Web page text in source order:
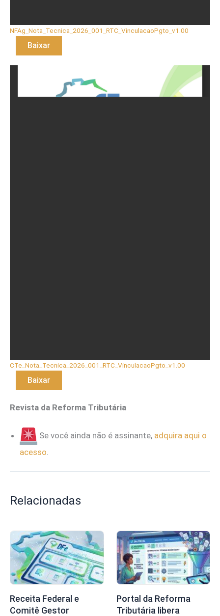
NFAg_Nota_Tecnica_2026_001_RTC_VinculacaoPgto_v1.00
Baixar
CTe_Nota_Tecnica_2026_001_RTC_VinculacaoPgto_v1.00
Baixar
Revista da Reforma Tributária
Se você ainda não é assinante, adquira aqui o
acesso
Relacionadas
Receita Federal e
Comitê Gestor
Portal da Reforma
Tributária libera